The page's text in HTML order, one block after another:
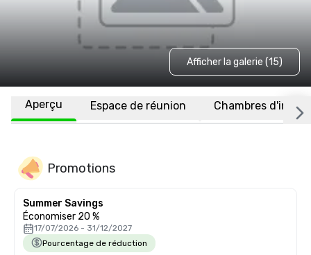
Afficher la galerie (15)
Aperçu Espace de réunion Chambres
Promotions
Summer Savings
Économiser 20 %
17/07/2026 - 31/12/2027
Pourcentage de réduction